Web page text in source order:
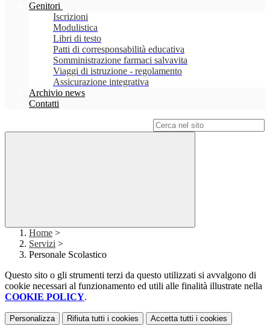
Genitori
Iscrizioni
Modulistica
Libri di testo
Patti di corresponsabilità educativa
Somministrazione farmaci salvavita
Viaggi di istruzione - regolamento
Assicurazione integrativa
Archivio news
Contatti
Home >
Servizi >
Personale Scolastico
Questo sito o gli strumenti terzi da questo utilizzati si avvalgono di
cookie necessari al funzionamento ed utili alle finalità illustrate nella
COOKIE POLICY.
Personalizza Rifiuta tutti i cookies Accetta tutti i cookies